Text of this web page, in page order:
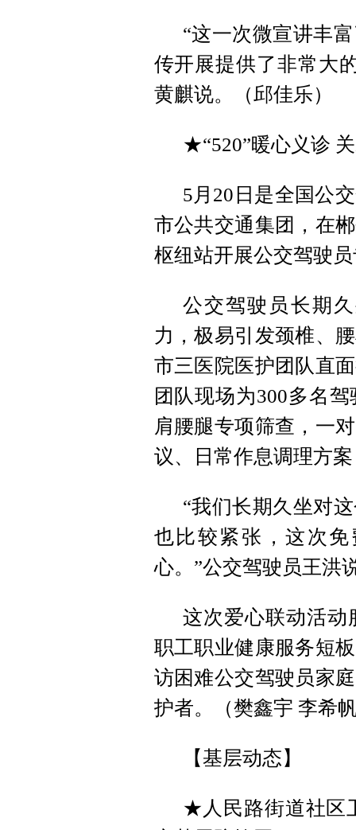
“这一次微宣讲丰
传开展提供了非常大
黄麒说。（邱佳乐）
★“520”暖心义诊
5月20日是全国公
市公共交通集团，在
枢纽站开展公交驾驶
公交驾驶员长期
力，极易引发颈椎、
市三医院医护团队直
团队现场为300多名
肩腰腿专项筛查，一
议、日常作息调理方
“我们长期久坐对
也比较紧张，这次
心。”公交驾驶员王洪
这次爱心联动活动
职工职业健康服务短
访困难公交驾驶员家
护者。（樊鑫宇 李希
【基层动态】
★人民路街道社区